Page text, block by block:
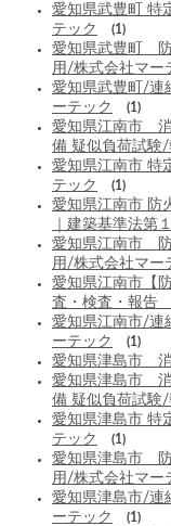
愛知県武豊町 特
テック
(1)
愛知県武豊町
用/株式会社マー
愛知県武豊町/連
ーテック
(1)
愛知県江南市 消
備 疑似負荷試験
愛知県江南市 特
テック
(1)
愛知県江南市 防
｜建築基準法第
愛知県江南市
用/株式会社マー
愛知県江南市【
査・検査・報
愛知県江南市/連
ーテック
(1)
愛知県津島市
愛知県津島市 消
備 疑似負荷試験
愛知県津島市 特
テック
(1)
愛知県津島市
用/株式会社マー
愛知県津島市/連
ーテック
(1)